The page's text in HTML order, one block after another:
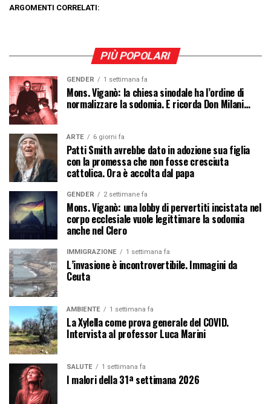
ARGOMENTI CORRELATI:
PIÙ POPOLARI
GENDER 1 settimana fa
Mons. Viganò: la chiesa sinodale ha l’ordine di
normalizzare la sodomia. E ricorda Don Milani…
ARTE 6 giorni fa
Patti Smith avrebbe dato in adozione sua figlia
con la promessa che non fosse cresciuta
cattolica. Ora è accolta dal papa
GENDER 2 settimane fa
Mons. Viganò: una lobby di pervertiti incistata nel
corpo ecclesiale vuole legittimare la sodomia
anche nel Clero
IMMIGRAZIONE 1 settimana fa
L’invasione è incontrovertibile. Immagini da
Ceuta
AMBIENTE 1 settimana fa
La Xylella come prova generale del COVID.
Intervista al professor Luca Marini
SALUTE 1 settimana fa
I malori della 31ª settimana 2026